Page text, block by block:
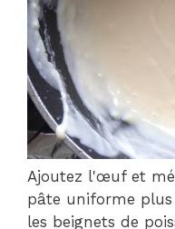
Ajoutez l'œuf et
pâte uniforme
les beignets de